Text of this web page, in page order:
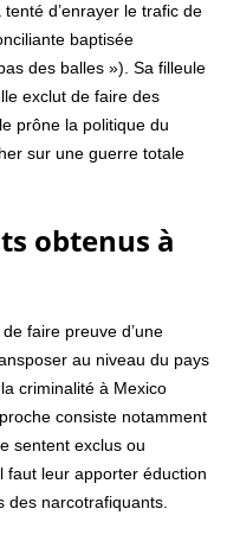
d’enrayer le trafic de
baptisée
des balles »). Sa filleule
exclut de faire des
prône la politique du
sur une guerre totale
obtenus à
faire preuve d’une
au niveau du pays
criminalité à Mexico
consiste notamment
sentent exclus ou
faut leur apporter éduction
des narcotrafiquants.